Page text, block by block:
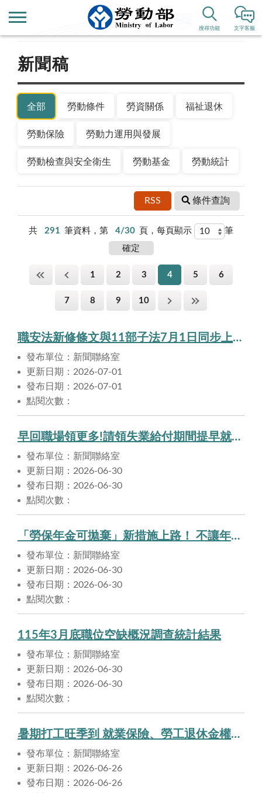
文字客服
搜尋功能
新聞公告
新聞稿
全部 勞動條件 勞資關係 福祉退休
勞動保險 勞動力運用與發展
勞動檢查與安全衛生 勞動基金 勞動統計
RSS 條件查詢
共 291 筆資料，第 4/30 頁，每頁顯示 筆
1 2 3 4 5 6
7 8 9 10
職安法新修條文與11部子法7月1日同步上路！聚焦源頭防災及友善職場新制度
發布單位：新聞聯絡室
更新日期：2026-07-01
發布日期：2026-07-01
點閱次數：
早回職場領更多!請領失業給付期間提早就業，可申領提早就業獎助津貼
發布單位：新聞聯絡室
更新日期：2026-06-30
發布日期：2026-06-30
點閱次數：
「勞保年金可拋棄」新措施上路！ 不讓年金影響弱勢民眾的社福權益
發布單位：新聞聯絡室
更新日期：2026-06-30
發布日期：2026-06-30
點閱次數：
115年3月底職位空缺概況調查統計結果
發布單位：新聞聯絡室
更新日期：2026-06-30
發布日期：2026-06-30
點閱次數：
暑期打工旺季到 就業保險、勞工退休金權益有保障
發布單位：新聞聯絡室
更新日期：2026-06-26
發布日期：2026-06-26